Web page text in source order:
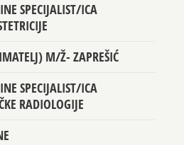
SPECIJALIST/ICA
M/Ž- ZAPREŠIĆ
SPECIJALIST/ICA
RADIOLOGIJE